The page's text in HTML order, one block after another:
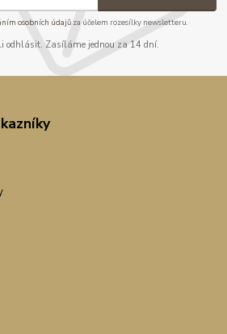
osobních údajůza účelem rozesílky newsletteru.
odhlásit. Zasíláme jednou za 14 dní.